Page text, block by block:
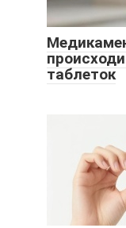
таблеток